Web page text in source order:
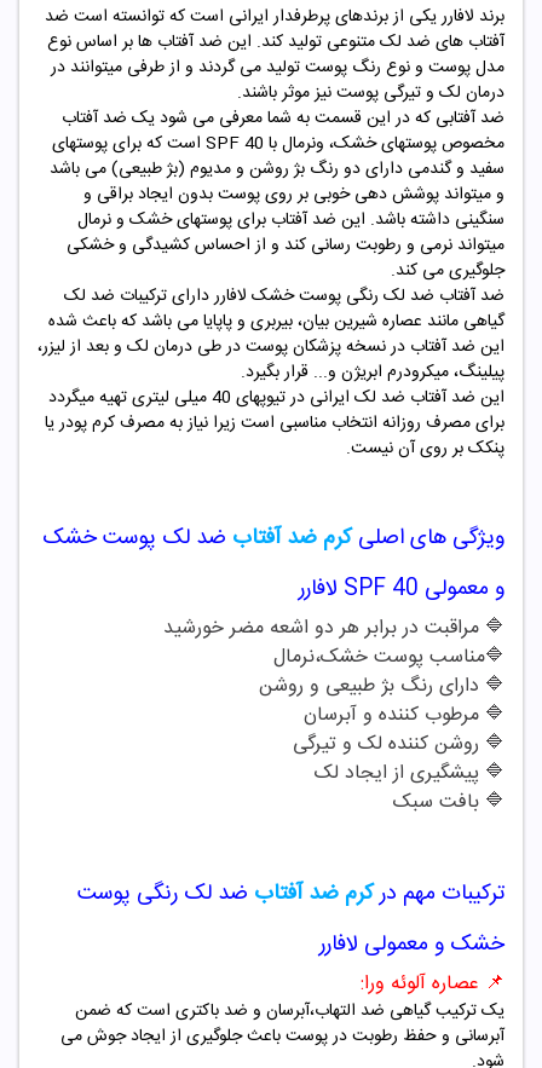
برند لافارر یکی از برندهای پرطرفدار ایرانی است که توانسته است ضد
آفتاب های ضد لک متنوعی تولید کند. این ضد آفتاب ها بر اساس نوع
مدل پوست و نوع رنگ پوست تولید می گردند و از طرفی میتوانند در
درمان لک و تیرگی پوست نیز موثر باشند.
ضد آفتابی که در این قسمت به شما معرفی می شود یک ضد آفتاب
مخصوص پوستهای خشک، ونرمال با SPF 40 است که برای پوستهای
سفید و گندمی دارای دو رنگ بژ روشن و مدیوم (بژ طبیعی) می باشد
و میتواند پوشش دهی خوبی بر روی پوست بدون ایجاد براقی و
سنگینی داشته باشد. این ضد آفتاب برای پوستهای خشک و نرمال
میتواند نرمی و رطوبت رسانی کند و از احساس کشیدگی و خشکی
جلوگیری می کند.
ضد آفتاب ضد لک رنگی پوست خشک لافارر دارای ترکیبات ضد لک
گیاهی مانند عصاره شیرین بیان، بیربری و پاپایا می باشد که باعث شده
این ضد آفتاب در نسخه پزشکان پوست در طی درمان لک و بعد از لیزر،
پیلینگ، میکرودرم ابریژن و... قرار بگیرد.
این ضد آفتاب ضد لک ایرانی در تیوپهای 40 میلی لیتری تهیه میگردد
برای مصرف روزانه انتخاب مناسبی است زیرا نیاز به مصرف کرم پودر یا
پنکک بر روی آن نیست.
ویژگی های اصلیکرم ضد آفتاب ضد لک پوست خشک
و معمولی SPF 40 لافارر
🔷 مراقبت در برابر هر دو اشعه مضر خورشید
🔷مناسب پوست خشک،نرمال
🔷 دارای رنگ بژ طبیعی و روشن
🔷 مرطوب کننده و آبرسان
🔷 روشن کننده لک و تیرگی
🔷 پیشگیری از ایجاد لک
🔷 بافت سبک
ترکیبات مهم درکرم ضد آفتاب ضد لک رنگی پوست
خشک و معمولی لافارر
📌 عصاره آلوئه ورا:
یک ترکیب گیاهی ضد التهاب،آبرسان و ضد باکتری است که ضمن
آبرسانی و حفظ رطوبت در پوست باعث جلوگیری از ایجاد جوش می
شود.